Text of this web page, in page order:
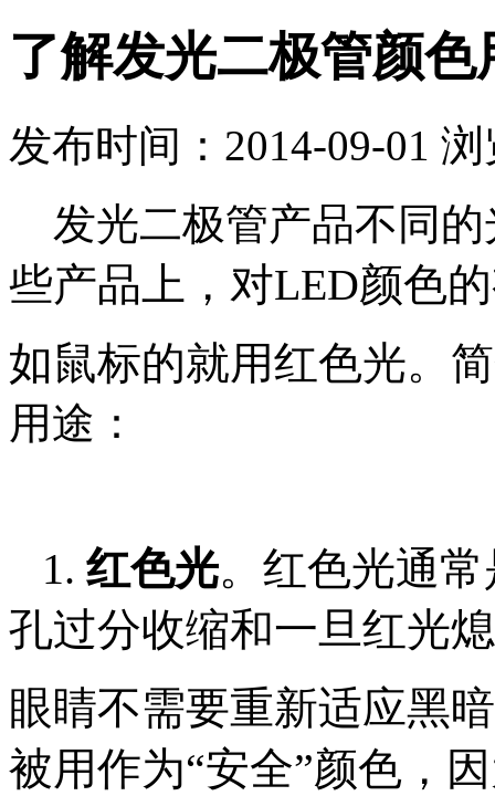
了解发光二极管颜色
发布时间：2014-09-01
发光二极管产品不同的
些产品上，对LED颜色
如鼠标的就用红色光。
用途：
1. 红色光。红色光通
孔过分收缩和一旦红光
眼睛不需要重新适应黑
被用作为“安全”颜色，